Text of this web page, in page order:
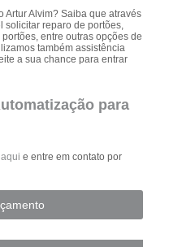
Artur Alvim? Saiba que através
solicitar reparo de portões,
entre outras opções de
também assistência
a sua chance para entrar
para
e entre em contato por